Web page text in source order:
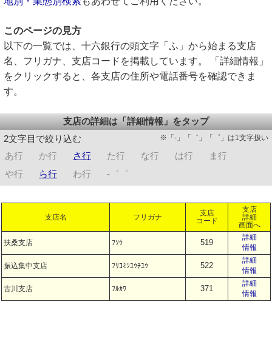
このページの見方
以下の一覧では、十六銀行の頭文字「ふ」から始まる支店
名、フリガナ、支店コードを掲載しています。 「詳細情報」
をクリックすると、各支店の住所や電話番号を確認できま
す。
支店の詳細は「詳細情報」をタップ
2文字目で絞り込む
※「-」「゛」「゜」は1文字扱い
あ行 か行 さ行 た行 な行 は行
ま行
や行
ら行 わ行 -゛゜
支店名 フリガナ
支店
コード
支店
詳細
画面へ
扶桑支店 ﾌｿｳ 519
詳細
情報
振込集中支店 ﾌﾘｺﾐｼﾕｳﾁﾕｳ 522
詳細
情報
古川支店 ﾌﾙｶﾜ 371
詳細
情報